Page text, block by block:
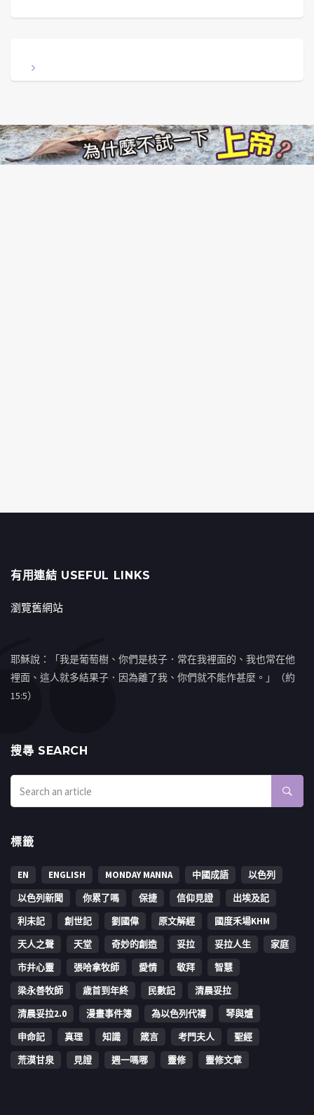
有用連結 USEFUL LINKS
瀏覽舊網站
耶穌說：「我是葡萄樹、你們是枝子．常在我裡面的、我也常在他
裡面、這人就多結果子．因為離了我、你們就不能作甚麼。」（約
15:5）
搜㝷 SEARCH
標籤
EN ENGLISH MONDAY MANNA 中國成語
以色列
以色列新聞
你累了嗎 保捷 信仰見證
出埃及記
利未記
創世記 劉國偉 原文解經
國度禾場KHM
天人之聲
天堂 奇妙的創造 妥拉 妥拉人生
家庭
市井心靈
張哈拿牧師 愛情 敬拜
智慧
梁永善牧師
歳首到年終 民數記
清晨妥拉
清晨妥拉2.0
漫畫事件簿 為以色列代禱
琴與爐
申命記
真理 知識 箴言 考門夫人
聖經
荒漠甘泉
見證 週一嗎哪 靈修 靈修文章